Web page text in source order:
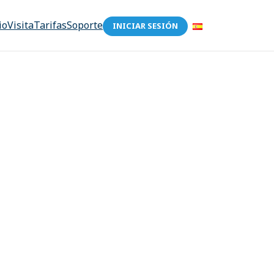
VisitaTarifasSoporte INICIAR SESIÓN